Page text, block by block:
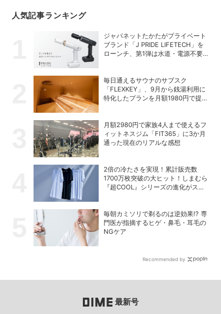
人気記事ランキング
ジャパネットたかたがプライベート
ブランド「J PRIDE LIFETECH」を
ローンチ、第1弾は水道・電源不要
毎日通えるサウナのサブスク
「FLEXKEY」、9月から銭湯利用に
特化したプランを月額1980円で提供
月額2980円で家族4人まで使えるフ
ィットネスジム「FIT365」に3か月
通った現在のリアルな感想
2倍の冷たさを実現！累計販売数
1700万枚突破の大ヒット！しまむら
『超COOL』シリーズの進化がスゴ
毎朝カミソリで剃るのは逆効果!? 専
門医が指摘するヒゲ・鼻毛・耳毛の
NGケア
Recommended by
最新号